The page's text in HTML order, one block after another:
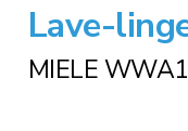
Lave-
MIELE